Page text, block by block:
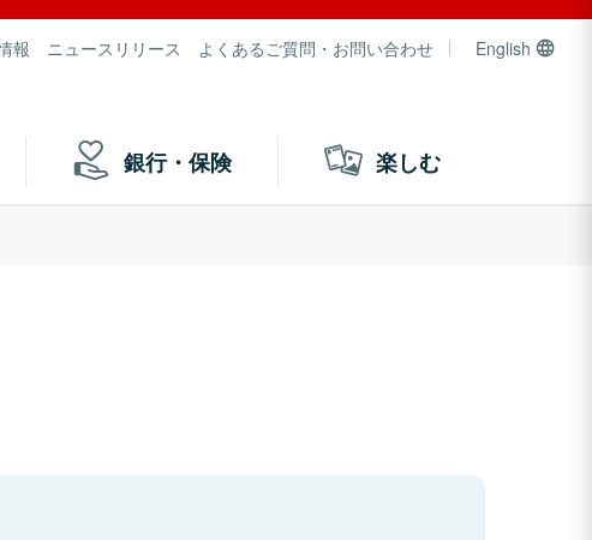
報 ニュースリリース よくあるご質問・お問い合わせ English
銀行・保険 楽しむ